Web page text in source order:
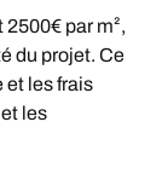
par m²,
du projet. Ce
et les frais
les